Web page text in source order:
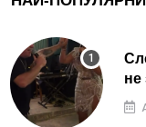
не